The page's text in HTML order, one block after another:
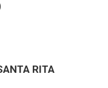
RITA